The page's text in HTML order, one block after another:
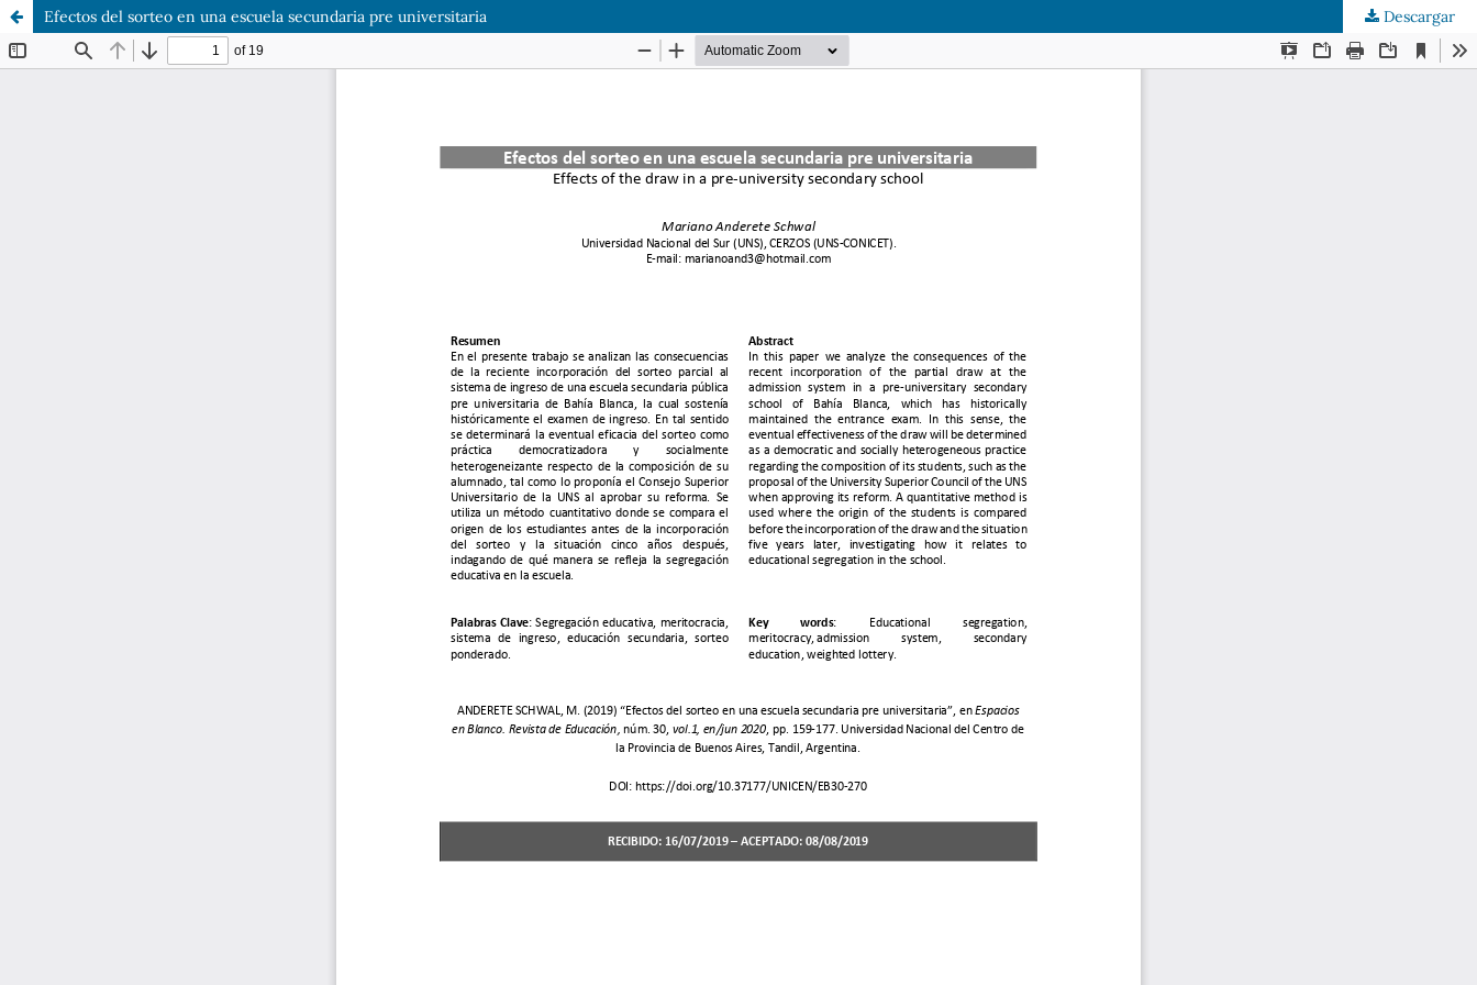
Efectos del sorteo en una escuela secundaria pre universitaria Descargar